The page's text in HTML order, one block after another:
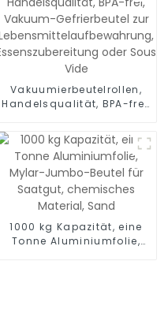
Vakuumierbeutelrollen,
Handelsqualität, BPA-frei,
Lebensmittelaufbewahrung,
Essenszubereitung oder
Sous Vide
1000 kg Kapazität, eine
Tonne Aluminiumfolie,